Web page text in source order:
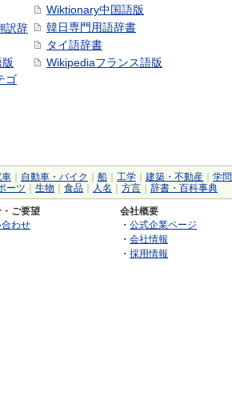
訳辞
ゴ
Wiktionary中国語版
韓日専門用語辞書
タイ語辞書
Wikipediaフランス語版
車 自動車・バイク 船 工学 建築・不動産
学問
ーツ 生物 食品 人名 方言 辞書・百科事典
ご要望
合わせ
会社概要
・ 公式企業ページ
・ 会社情報
・ 採用情報